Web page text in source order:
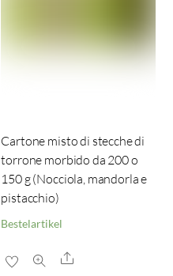
Cartone misto di stecche di
torrone morbido da 200 o
150 g (Nocciola, mandorla e
pistacchio)
Bestelartikel
Share